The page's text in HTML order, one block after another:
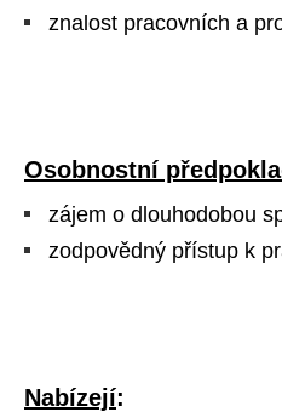
znalost pracovních a
Osobnostní
zájem o dlouhodobou
zodpovědný přístup k
Nabízejí: